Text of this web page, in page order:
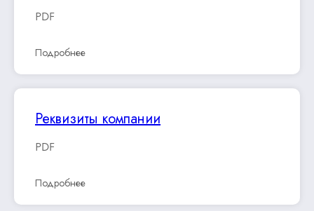
PDF
Подробнее
Реквизиты компании
PDF
Подробнее